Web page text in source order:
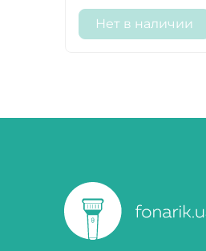
Нет в наличии